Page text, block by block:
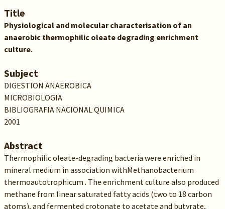
Title
Physiological and molecular characterisation of an
anaerobic thermophilic oleate degrading enrichment
culture.
Subject
DIGESTION ANAEROBICA
MICROBIOLOGIA
BIBLIOGRAFIA NACIONAL QUIMICA
2001
Abstract
Thermophilic oleate-degrading bacteria were enriched in
mineral medium in association withMethanobacterium
thermoautotrophicum . The enrichment culture also produced
methane from linear saturated fatty acids (two to 18 carbon
atoms), and fermented crotonate to acetate and butyrate,